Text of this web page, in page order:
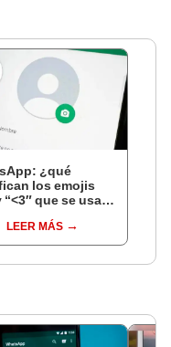
¿qué
los emojis
“<3″ que se usan
LEER MÁS